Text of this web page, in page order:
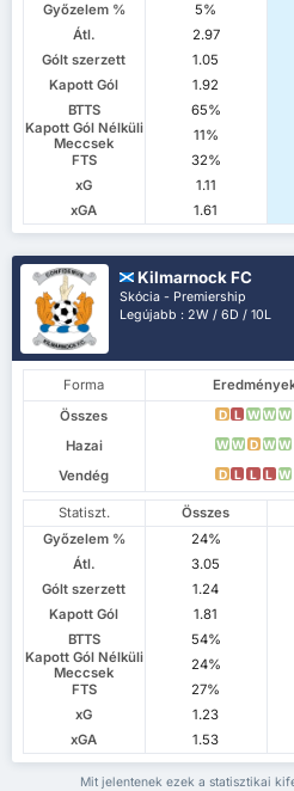
Győzelem %
5%
Átl.
2.97
Gólt szerzett
1.05
Kapott Gól
1.92
BTTS
65%
Kapott Gól Nélküli
Meccsek
11%
FTS
32%
xG
1.11
xGA
1.61
Kilmarnock FC
Skócia - Premiership
Legújabb : 2W / 6D / 10L
Forma
Összes
D L W W W
Hazai W W D W W
Vendég D L L L W
Statiszt. Összes
Győzelem %
24%
Átl.
3.05
Gólt szerzett
1.24
Kapott Gól
1.81
BTTS
54%
Kapott Gól Nélküli
Meccsek
24%
FTS
27%
xG
1.23
xGA
1.53
Mit jelentenek ezek a statisztikai